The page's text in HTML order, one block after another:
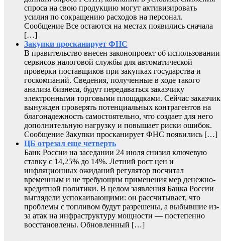
спроса на свою продукцию могут активизировать
усилия по сокращению расходов на персонал.
Сообщение Все остаются на местах появились сначала
[…]
Закупки просканирует ФНС
В правительство внесен законопроект об использовании
сервисов налоговой службы для автоматической
проверки поставщиков при закупках государства и
госкомпаний. Сведения, полученные в ходе такого
анализа бизнеса, будут передаваться заказчику
электронными торговыми площадками. Сейчас заказчик
вынужден проверять потенциальных контрагентов на
благонадежность самостоятельно, что создает для него
дополнительную нагрузку и повышает риски ошибок.
Сообщение Закупки просканирует ФНС появились […]
ЦБ отрезал еще четверть
Банк России на заседании 24 июля снизил ключевую
ставку с 14,25% до 14%. Летний рост цен и
инфляционных ожиданий регулятор посчитал
временным и не требующим применения мер денежно-
кредитной политики. В целом заявления Банка России
выглядели успокаивающими: он рассчитывает, что
проблемы с топливом будут разрешены, а выбывшие из-
за атак на инфраструктуру мощности — постепенно
восстановлены. Обновленный […]